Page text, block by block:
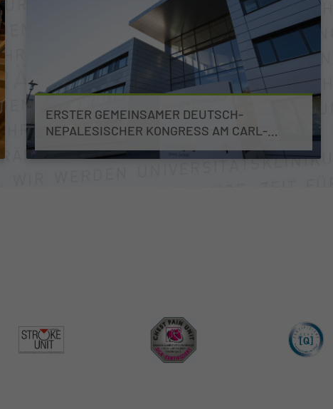
ERSTER GEMEINSAMER DEUTSCH-
NEPALESISCHER KONGRESS AM CARL-
THIEM-KLINIKUM